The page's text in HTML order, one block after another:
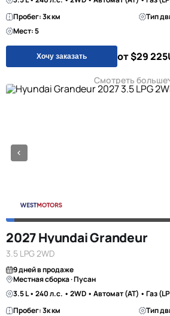
Пробег: 3к км
Тип
Мест: 5
Хочу заказать от $29 225
Смотреть больше
2027 Hyundai Grandeur
3.5 LPG 2WD
9 дней в продаже
Местная сборка · Пусан
3.5 L • 240 л.с. • 2WD • Автомат (AT) • Газ
Пробег: 3к км
Тип